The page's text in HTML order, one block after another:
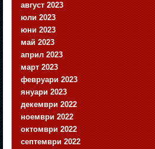
август 2023
юли 2023
юни 2023
май 2023
април 2023
март 2023
февруари 2023
януари 2023
декември 2022
ноември 2022
октомври 2022
септември 2022